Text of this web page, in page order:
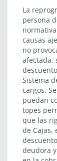
La
persona
causas
no
afectada,
Sistema
cargos.
puedan
topes
que las
de Cajas,
deudora